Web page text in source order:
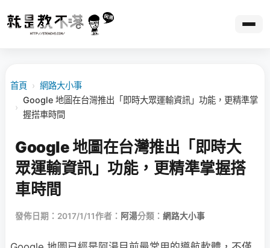
首頁 › 網路大小事
›
Google 地圖在台灣推出「即時大眾運輸資訊」功能，更精準掌
握搭車時間
Google 地圖在台灣推出「即時大
眾運輸資訊」功能，更精準掌握搭
車時間
發佈日期：2017/1/11作者： 阿湯分類： 網路大小事